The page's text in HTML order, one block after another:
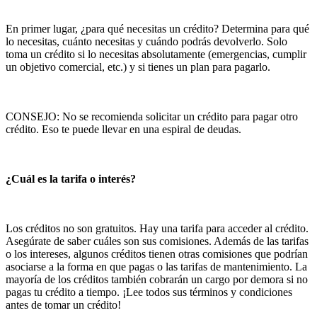
En primer lugar, ¿para qué necesitas un crédito? Determina para qué
lo necesitas, cuánto necesitas y cuándo podrás devolverlo. Solo
toma un crédito si lo necesitas absolutamente (emergencias, cumplir
un objetivo comercial, etc.) y si tienes un plan para pagarlo.
CONSEJO: No se recomienda solicitar un crédito para pagar otro
crédito. Eso te puede llevar en una espiral de deudas.
¿Cuál es la tarifa o interés?
Los créditos no son gratuitos. Hay una tarifa para acceder al crédito.
Asegúrate de saber cuáles son sus comisiones. Además de las tarifas
o los intereses, algunos créditos tienen otras comisiones que podrían
asociarse a la forma en que pagas o las tarifas de mantenimiento. La
mayoría de los créditos también cobrarán un cargo por demora si no
pagas tu crédito a tiempo. ¡Lee todos sus términos y condiciones
antes de tomar un crédito!